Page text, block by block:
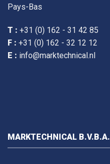
Pays-Bas
T : +31 (0) 162 - 31 42 85
F : +31 (0) 162 - 32 12 12
E : info@marktechnical.nl
MARKTECHNICAL B.V.B.A.